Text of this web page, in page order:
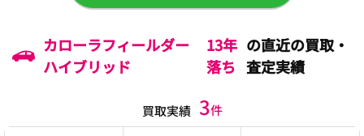
カローラフィールダー
ハイブリッド
13年
落ち
の直近の買取・
査定実績
買取実績 3件